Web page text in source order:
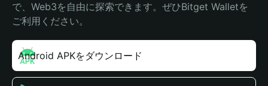
で、Web3を自由に探索できます。ぜひBitget Walletを
ご利用ください。
Android APKをダウンロード